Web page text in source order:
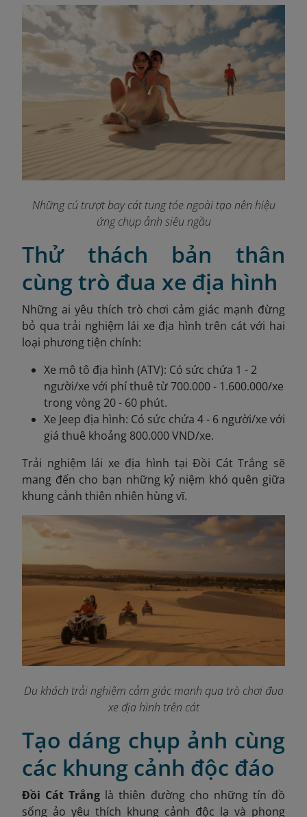
Những cú trượt bay cát tung tóe ngoài tạo nên hiệu
ứng chụp ảnh siêu ngầu
Thử thách bản thân
cùng trò đua xe địa hình
Những ai yêu thích trò chơi cảm giác mạnh đừng
bỏ qua trải nghiệm lái xe địa hình trên cát với hai
loại phương tiện chính:
Xe mô tô địa hình (ATV): Có sức chứa 1 - 2
người/xe với phí thuê từ 700.000 - 1.600.000/xe
trong vòng 20 - 60 phút.
Xe Jeep địa hình: Có sức chứa 4 - 6 người/xe với
giá thuê khoảng 800.000 VND/xe.
Trải nghiệm lái xe địa hình tại Đồi Cát Trắng sẽ
mang đến cho bạn những kỷ niệm khó quên giữa
khung cảnh thiên nhiên hùng vĩ.
Du khách trải nghiệm cảm giác mạnh qua trò chơi đua
xe địa hình trên cát
Tạo dáng chụp ảnh cùng
các khung cảnh độc đáo
Đồi Cát Trắng là thiên đường cho những tín đồ
sống ảo yêu thích khung cảnh độc lạ và phong